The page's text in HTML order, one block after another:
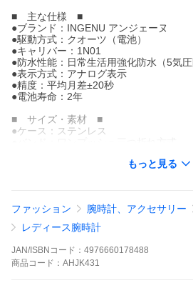
■ 主な仕様 ■
●ブランド：INGENU アンジェーヌ
●駆動方式：クオーツ（電池）
●キャリバー：1N01
●防水性能：日常生活用強化防水（5気圧
●表示方式：アナログ表示
●精度：平均月差±20秒
●電池寿命：2年
■ サイズ・素材 ■
●ケース：ステンレス
■ 付属品・特徴ほか ■
●専用BOX
●取扱説明書
メーカー1年保証
【※ご確認】お取り寄せ商品はご注文後
もっと見る
ファッション 腕時計、アクセサリー
レディース腕時計
JAN/ISBNコード： 4976660178488
商品 コード： AHJK431